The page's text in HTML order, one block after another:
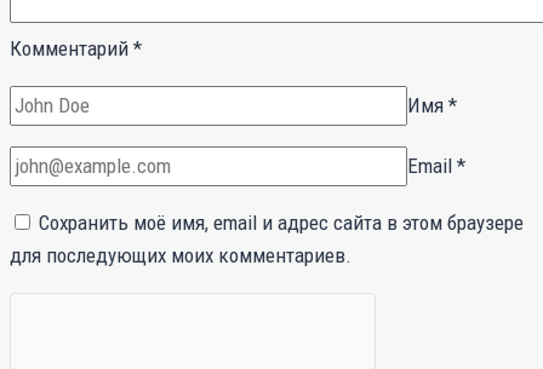
Комментарий *
Имя *
Email *
Сохранить моё имя, email и адрес сайта в этом браузере
для последующих моих комментариев.